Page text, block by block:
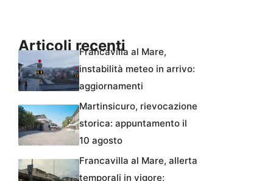
Articoli recenti
Francavilla al Mare,
instabilità meteo in arrivo:
aggiornamenti
Martinsicuro, rievocazione
storica: appuntamento il
10 agosto
Francavilla al Mare, allerta
temporali in vigore: